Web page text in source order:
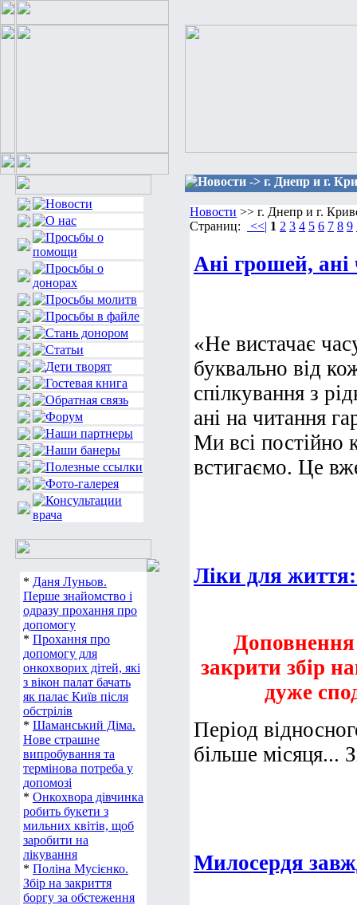
* Даня Луньов.
Перше знайомство і
одразу прохання про
допомогу
* Прохання про
допомогу для
онкохворих дітей, які
з вікон палат бачать
як палає Київ після
обстрілів
* Шаманський Діма.
Нове страшне
випробування та
термінова потреба у
допомозі
* Онкохвора дівчинка
робить букети з
мильних квітів, щоб
заробити на
лікування
* Поліна Мусієнко.
Збір на закриття
боргу за обстеження
Новости -> г. Днепр и г.
Новости >> г. Днепр и г.
Страниц:
<<| 1 2 3 4 5 6 7 8 9
Ані грошей, ані
«Не вистачає
буквально від
спілкування з
ані на читання
Ми всі постійно
встигаємо. Це
Ліки для життя:
Доповнення
закрити збір
дуже
Період
більше місяця...
Милосердя